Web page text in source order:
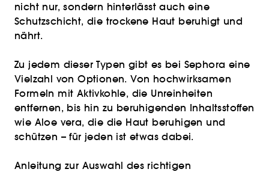
nicht nur, sondern hinterlässt auch eine
Schutzschicht, die trockene Haut beruhigt und
nährt.
Zu jedem dieser Typen gibt es bei Sephora eine
Vielzahl von Optionen. Von hochwirksamen
Formeln mit Aktivkohle, die Unreinheiten
entfernen, bis hin zu beruhigenden Inhaltsstoffen
wie Aloe vera, die die Haut beruhigen und
schützen – für jeden ist etwas dabei.
Anleitung zur Auswahl des richtigen